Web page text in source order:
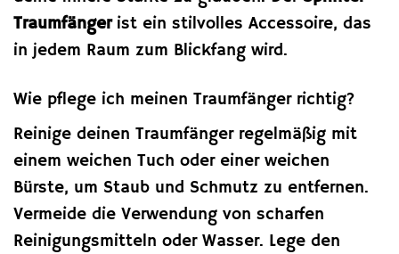
Traumfängerist ein stilvolles Accessoire, das
in jedem Raum zum Blickfang wird.
Wie pflege ich meinen Traumfänger richtig?
Reinige deinen Traumfänger regelmäßig mit
einem weichen Tuch oder einer weichen
Bürste, um Staub und Schmutz zu entfernen.
Vermeide die Verwendung von scharfen
Reinigungsmitteln oder Wasser. Lege den